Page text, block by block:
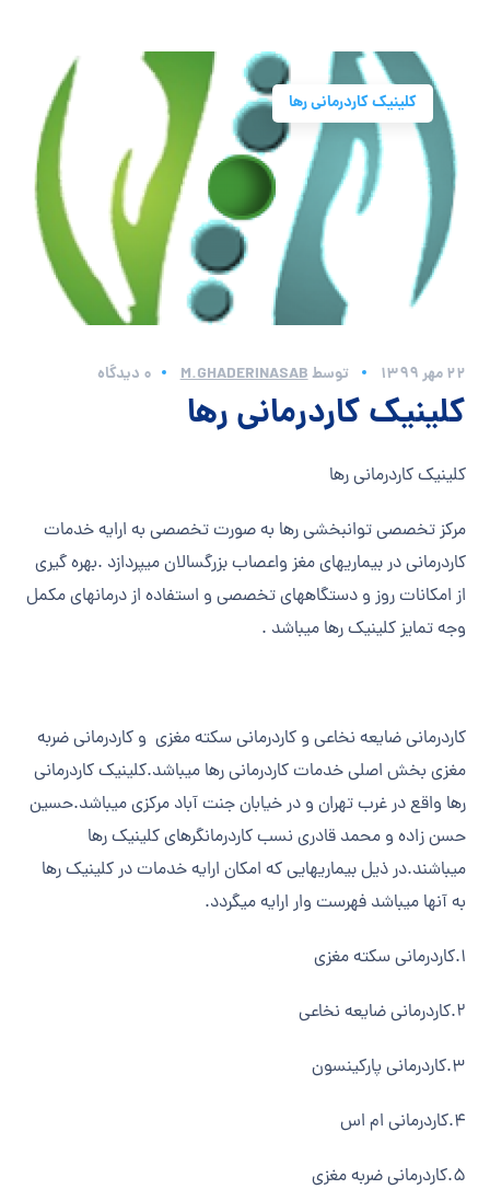
کلینیک کاردرمانی رها
22 مهر 1399 توسطM.GHADERINASAB 0 دیدگاه
کلینیک کاردرمانی رها
کلینیک کاردرمانی رها
مرکز تخصصی توانبخشی رها به صورت تخصصی به ارایه خدمات
کاردرمانی در بیماریهای مغز واعصاب بزرگسالان میپردازد .بهره گیری
از امکانات روز و دستگاههای تخصصی و استفاده از درمانهای مکمل
وجه تمایز کلینیک رها میباشد .
کاردرمانی ضایعه نخاعی و کاردرمانی سکته مغزی و کاردرمانی ضربه
مغزی بخش اصلی خدمات کاردرمانی رها میباشد.کلینیک کاردرمانی
رها واقع در غرب تهران و در خیابان جنت آباد مرکزی میباشد.حسین
حسن زاده و محمد قادری نسب کاردرمانگرهای کلینیک رها
میباشند.در ذیل بیماریهایی که امکان ارایه خدمات در کلینیک رها
به آنها میباشد فهرست وار ارایه میگردد.
1.کاردرمانی سکته مغزی
2.کاردرمانی ضایعه نخاعی
3.کاردرمانی پارکینسون
4.کاردرمانی ام اس
5.کاردرمانی ضربه مغزی